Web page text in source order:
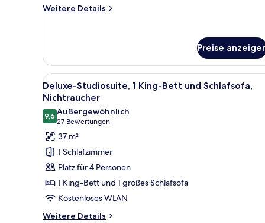
Weitere Details
Weitere
1 King-
Bett,
Nichtraucher
Preise
Alle
Fotos
für
Deluxe-
Studiosuite,
1 King-
Bett
und
Schlafsofa,
Nichtraucher
anzeigen
Ein modernes Hotelzimmer
5
Deluxe-Studiosuite, 1 King-Bett und Schlafsofa,
Nichtraucher
9,69,6 von 10
Außergewöhnlich
27 Bewertungen
(27
Bewertungen)
37 m²
1 Schlafzimmer
Platz für 4 Personen
1 King-Bett und 1 großes Schlafsofa
Kostenloses WLAN
Weitere Details
Weitere